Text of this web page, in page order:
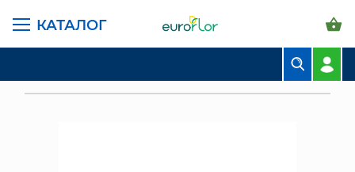
КАТАЛОГ
ГЛАВНАЯ СТРАНИЦА КАТАЛОГ
ГОРШКИ И КАШПО